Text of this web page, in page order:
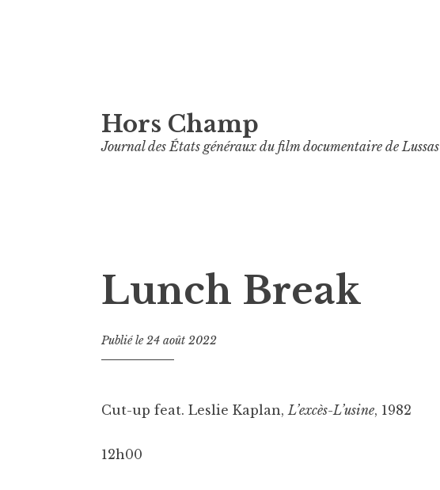
au
contenu
Hors Champ
Journal des États généraux du film documentaire de Lussas
Lunch Break
Publié le24 août 2022
Cut-up feat. Leslie Kaplan,L’excès-L’usine, 1982
12h00